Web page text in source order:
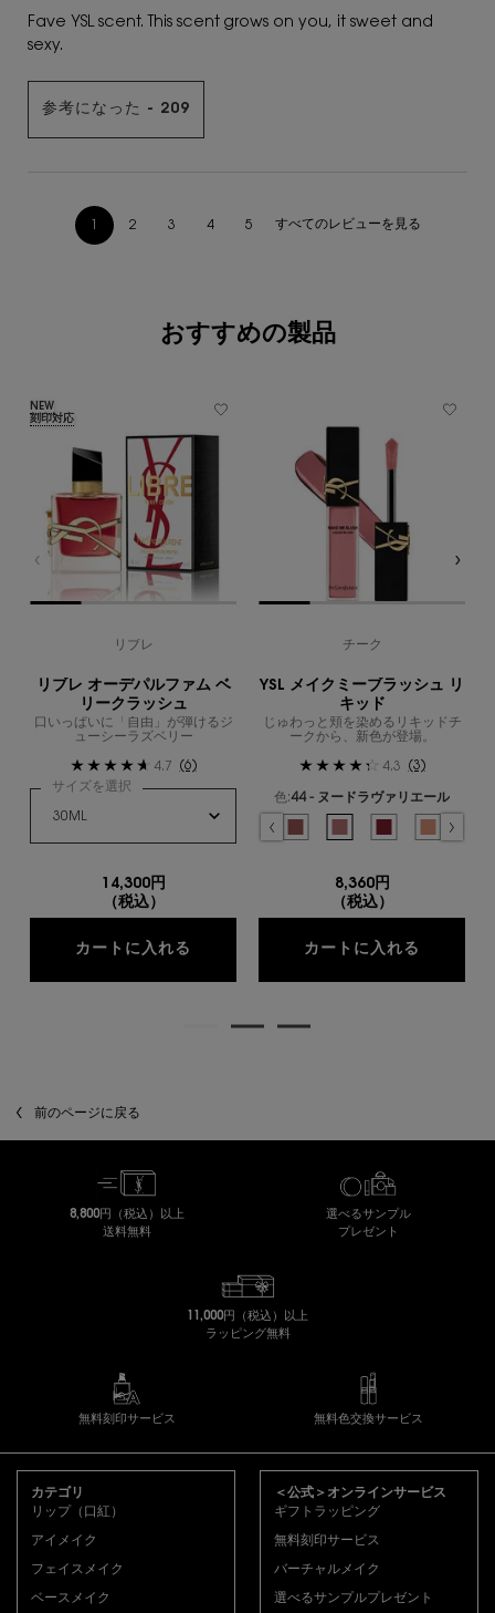
Fave YSL scent. This scent grows on you, it sweet and
sexy.
参考になった - 209
ページ 1/5。 現在のページ
2 3 4 5 すべてのレビューを見る
おすすめの製品
NEW
刻印対応
リブレ
リブレ オーデパルファム ベ
リークラッシュ
口いっぱいに「自由」が弾けるジ
ューシーラズベリー
4.7
(6)
サイズを選択
14,300円
（税込）
カートに入れる リブレ オーデパルファム ベリークラッ
チーク
YSL メイクミーブラッシュ リ
キッド
じゅわっと頬を染めるリキッドチ
ークから、新色が登場。
4.3 (3)
色:44 - ヌードラヴァリエール
色を選択してください
{1} の場合
03 - ミスチヴァス マゼンタ​ のカラー YSL メイ
選択済み
15 - チリ クラッシュ のカラー YSL メ
37 - ピーチーヌード のカラー
44 - ヌードラヴァリエー
54 - ベリーバン
選択済み
57 - コー
8,360円
（税込）
カートに入れる
前のページに戻る
8,800円（税込）以上
送料無料
選べるサンプル
プレゼント
11,000円（税込）以上
ラッピング無料
無料刻印サービス 無料色交換サービス
カテゴリ
リップ（口紅）
アイメイク
フェイスメイク
ベースメイク
＜公式＞オンラインサービス
ギフトラッピング
無料刻印サービス
バーチャルメイク
選べるサンプルプレゼント